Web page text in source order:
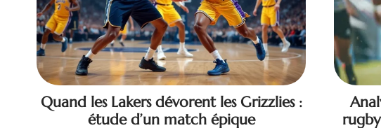
Quand les Lakers dévorent les Grizzlies :
étude d’un match épique